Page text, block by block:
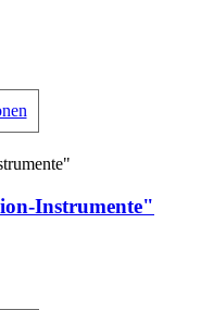
Instrumente"